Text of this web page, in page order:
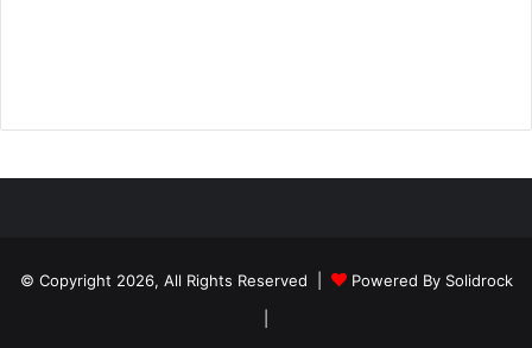
© Copyright 2026, All Rights Reserved |
Powered By Solidrock